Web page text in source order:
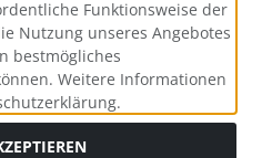
Funktionsweise der
Nutzung unseres Angebotes
bestmögliches
Weitere Informationen